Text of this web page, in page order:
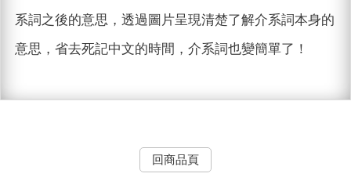
系詞之後的意思，透過圖片呈現清楚了解介系詞本身的
意思，省去死記中文的時間，介系詞也變簡單了！
回商品頁